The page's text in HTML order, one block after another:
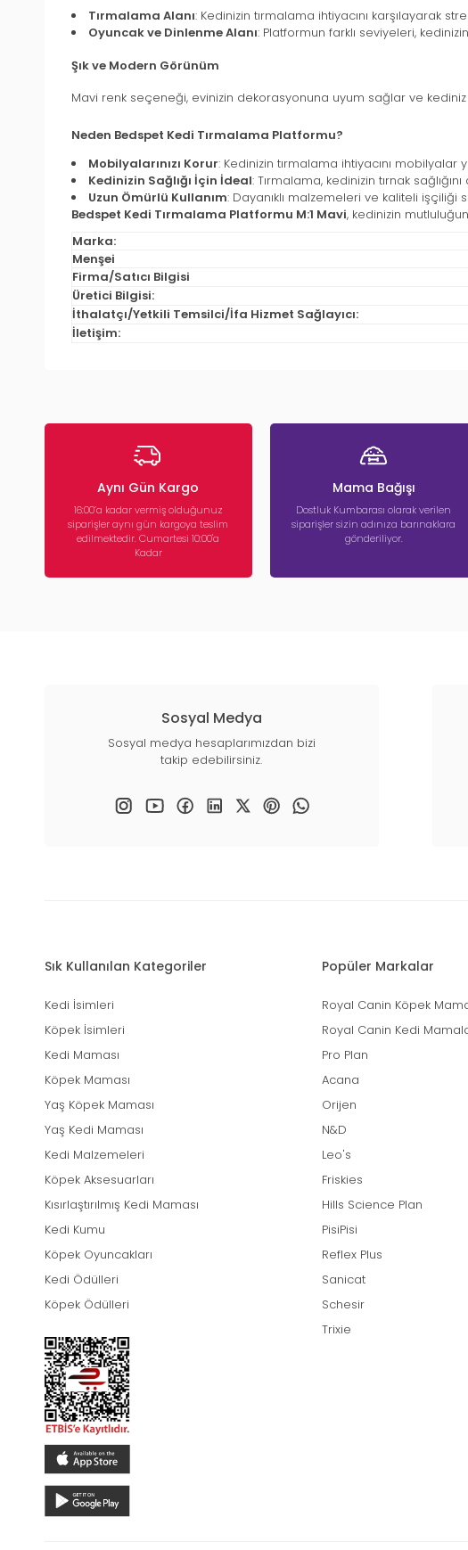
Tırmalama Alanı: Kedinizin tırmalama ihtiyacını karşılayarak
Oyuncak ve Dinlenme Alanı: Platformun farklı seviyeleri,
Şık ve Modern Görünüm
Mavi renk seçeneği, evinizin dekorasyonuna uyum sağlar ve
Neden Bedspet Kedi Tırmalama Platformu?
Mobilyalarınızı Korur: Kedinizin tırmalama ihtiyacını
Kedinizin Sağlığı İçin İdeal: Tırmalama, kedinizin tırnak
Uzun Ömürlü Kullanım: Dayanıklı malzemeleri ve kaliteli işçiliği
Bedspet Kedi Tırmalama Platformu M:1 Mavi, kedinizin
Marka:
Menşei
Firma/Satıcı Bilgisi
Üretici Bilgisi:
İthalatçı/Yetkili Temsilci/İfa Hizmet Sağlayıcı:
İletişim:
Aynı Gün Kargo
16:00’a kadar vermiş olduğunuz
siparişler aynı gün kargoya teslim
edilmektedir. Cumartesi 10:00'a
Kadar
Mama Bağışı
Dostluk Kumbarası olarak verilen
siparişler sizin adınıza barınaklara
gönderiliyor.
Sosyal Medya
Sosyal medya hesaplarımızdan bizi
takip edebilirsiniz.
Sık Kullanılan Kategoriler
Kedi İsimleri
Köpek İsimleri
Kedi Maması
Köpek Maması
Yaş Köpek Maması
Yaş Kedi Maması
Kedi Malzemeleri
Köpek Aksesuarları
Kısırlaştırılmış Kedi Maması
Kedi Kumu
Köpek Oyuncakları
Kedi Ödülleri
Köpek Ödülleri
Popüler Markalar
Royal Canin Köpek
Royal Canin Kedi
Pro Plan
Acana
Orijen
N&D
Leo's
Friskies
Hills Science Plan
PisiPisi
Reflex Plus
Sanicat
Schesir
Trixie